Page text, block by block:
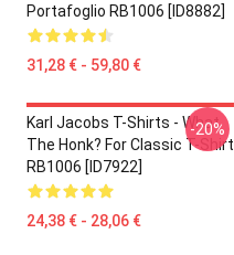
Portafoglio RB1006 [ID8882]
31,28 € - 59,80 €
Karl Jacobs T-Shirts - What
The Honk? For Classic T-Shirt
RB1006 [ID7922]
24,38 € - 28,06 €
-20%